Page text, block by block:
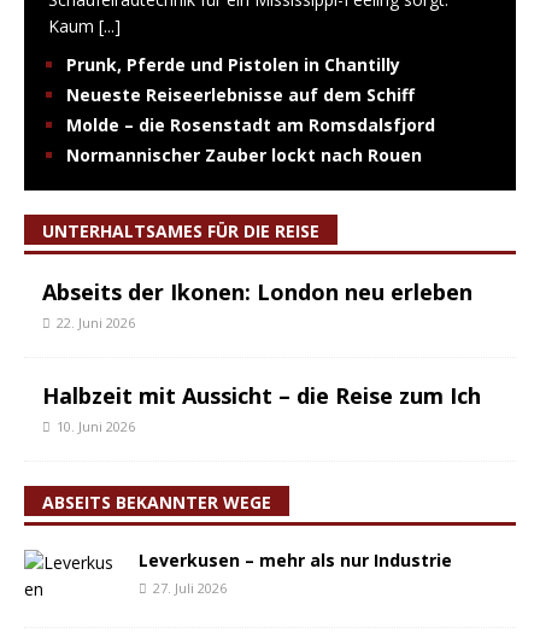
Kaum [...]
Prunk, Pferde und Pistolen in Chantilly
Neueste Reiseerlebnisse auf dem Schiff
Molde – die Rosenstadt am Romsdalsfjord
Normannischer Zauber lockt nach Rouen
UNTERHALTSAMES FÜR DIE REISE
Abseits der Ikonen: London neu erleben
22. Juni 2026
Halbzeit mit Aussicht – die Reise zum Ich
10. Juni 2026
ABSEITS BEKANNTER WEGE
Leverkusen – mehr als nur Industrie
27. Juli 2026